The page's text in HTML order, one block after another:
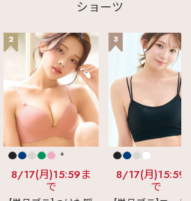
ショーツ
2
+
8/17(月)15:59ま
で
3
8/17(月)15:59
で